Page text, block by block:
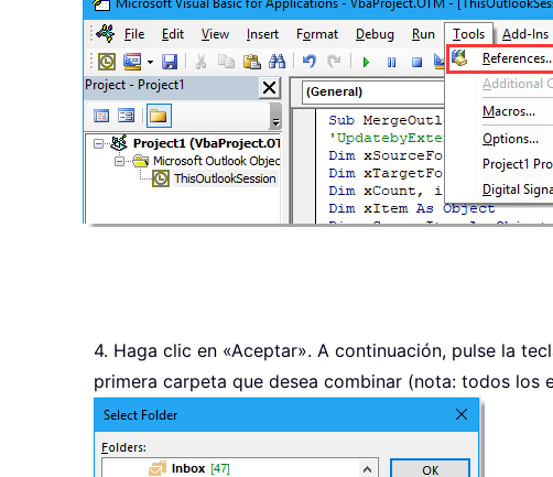
4. Haga clic en «Aceptar». A continuación, pulse la
primera carpeta que desea combinar (nota: todos los